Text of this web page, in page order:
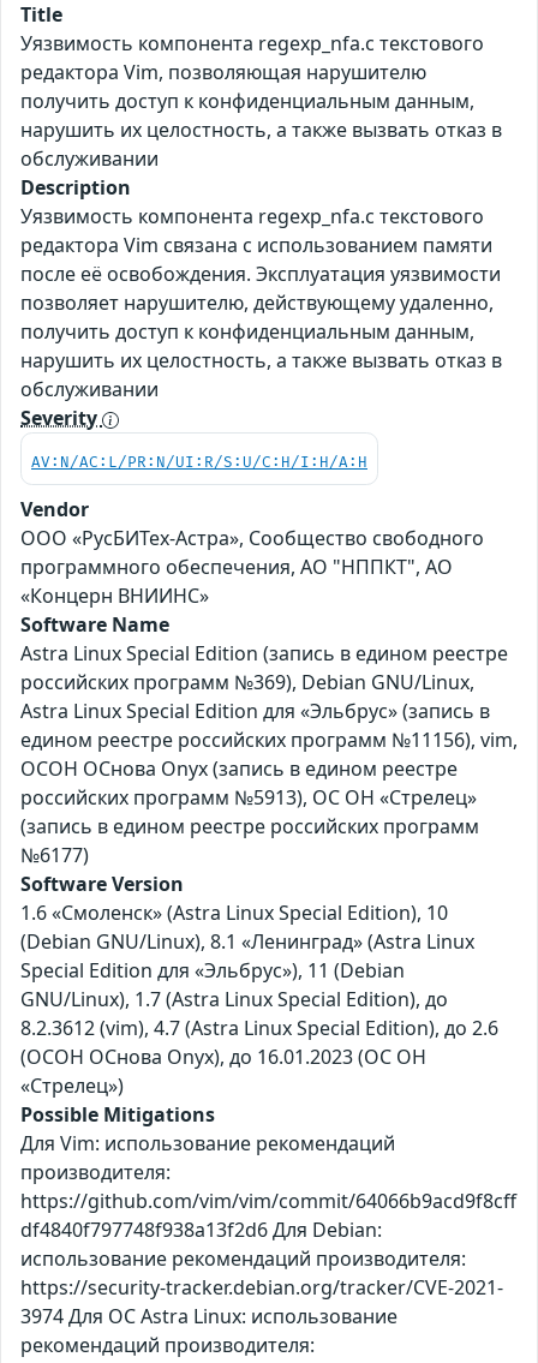
Title
Уязвимость компонента regexp_nfa.c текстового
редактора Vim, позволяющая нарушителю
получить доступ к конфиденциальным данным,
нарушить их целостность, а также вызвать отказ в
обслуживании
Description
Уязвимость компонента regexp_nfa.c текстового
редактора Vim связана с использованием памяти
после её освобождения. Эксплуатация уязвимости
позволяет нарушителю, действующему удаленно,
получить доступ к конфиденциальным данным,
нарушить их целостность, а также вызвать отказ в
обслуживании
Severity
AV:N/AC:L/PR:N/UI:R/S:U/C:H/I:H/A:H
Vendor
ООО «РусБИТех-Астра», Сообщество свободного
программного обеспечения, АО "НППКТ", АО
«Концерн ВНИИНС»
Software Name
Astra Linux Special Edition (запись в едином реестре
российских программ №369), Debian GNU/Linux,
Astra Linux Special Edition для «Эльбрус» (запись в
едином реестре российских программ №11156), vim,
ОСОН ОСнова Оnyx (запись в едином реестре
российских программ №5913), ОС ОН «Стрелец»
(запись в едином реестре российских программ
№6177)
Software Version
1.6 «Смоленск» (Astra Linux Special Edition), 10
(Debian GNU/Linux), 8.1 «Ленинград» (Astra Linux
Special Edition для «Эльбрус»), 11 (Debian
GNU/Linux), 1.7 (Astra Linux Special Edition), до
8.2.3612 (vim), 4.7 (Astra Linux Special Edition), до 2.6
(ОСОН ОСнова Оnyx), до 16.01.2023 (ОС ОН
«Стрелец»)
Possible Mitigations
Для Vim: использование рекомендаций
производителя:
https://github.com/vim/vim/commit/64066b9acd9f8cff
df4840f797748f938a13f2d6 Для Debian:
использование рекомендаций производителя:
https://security-tracker.debian.org/tracker/CVE-2021-
3974 Для ОС Astra Linux: использование
рекомендаций производителя: